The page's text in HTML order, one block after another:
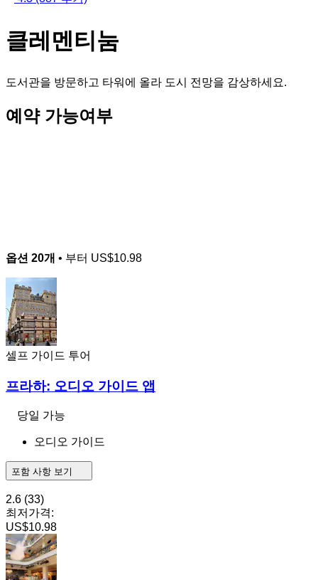
클레멘티눔
도서관을 방문하고 타워에 올라 도시 전망을 감상하세요.
예약 가능여부
옵션 20개 • 부터 US$10.98
셀프 가이드 투어
프라하: 오디오 가이드 앱
당일 가능
오디오 가이드
포함 사항 보기
2.6 (33)
최저가격:
US$10.98